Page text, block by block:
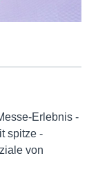
Erlebnis -
spitze -
von